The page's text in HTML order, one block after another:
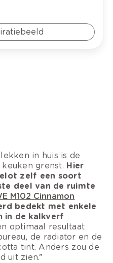
in huis is de
grenst. Hier
zelf een soort
deel van de ruimte
M102 Cinnamon
bedekt met enkele
in de kalkverf
optimaal resultaat
de radiator en de
tint. Anders zou de
uit zien.”